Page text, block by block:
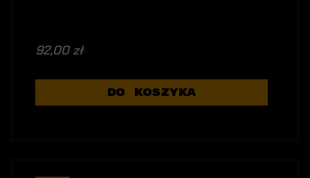
92,00 zł
DO KOSZYKA